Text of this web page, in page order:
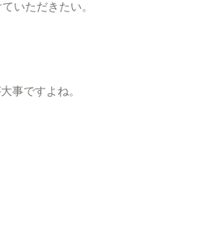
いただきたい。
事ですよね。